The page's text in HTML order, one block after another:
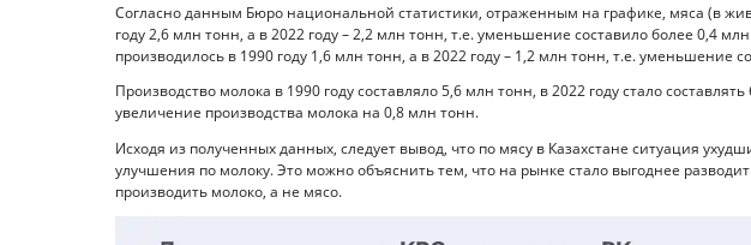
Согласно данным Бюро национальной статистики, отраженным на графике, мяса (в
году 2,6 млн тонн, а в 2022 году – 2,2 млн тонн, т.е. уменьшение составило более 0,4
производилось в 1990 году 1,6 млн тонн, а в 2022 году – 1,2 млн тонн, т.е. уменьшение
Производство молока в 1990 году составляло 5,6 млн тонн, в 2022 году стало
увеличение производства молока на 0,8 млн тонн.
Исходя из полученных данных, следует вывод, что по мясу в Казахстане ситуация
улучшения по молоку. Это можно объяснить тем, что на рынке стало выгоднее
производить молоко, а не мясо.